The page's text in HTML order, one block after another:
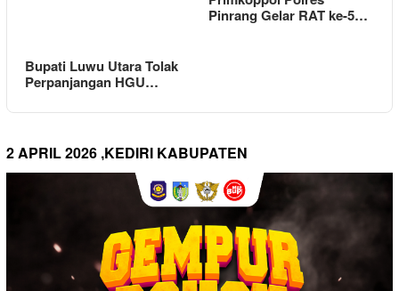
Bupati Luwu Utara Tolak
Perpanjangan HGU…
Pinrang Gelar RAT ke-5…
2 APRIL 2026 ,KEDIRI KABUPATEN